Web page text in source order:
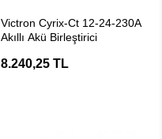
Victron Cyrix-Ct 12-24-230A
Akıllı Akü Birleştirici
8.240,25 TL